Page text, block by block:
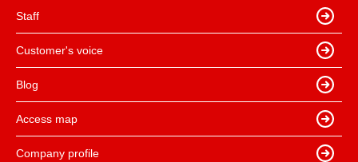
Staff
Customer's voice
Blog
Access map
Company profile